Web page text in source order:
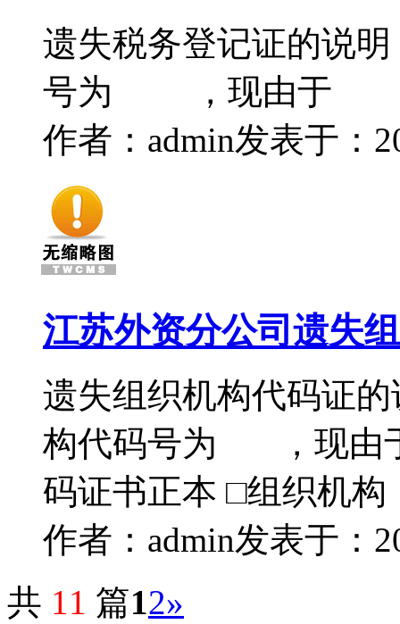
遗失税务登记证的
号为 ，现由
作者：admin发表于：
江苏外资分公司遗失
遗失组织机构代码
构代码号为 ，现
码证书正本 □组织机构
作者：admin发表于：
共 11 篇12»